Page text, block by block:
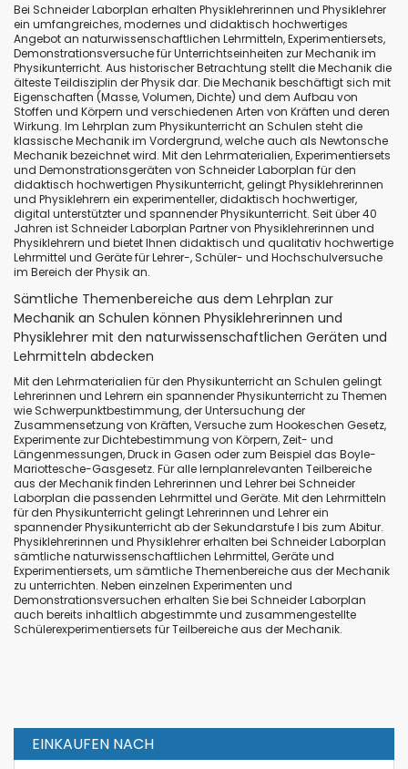
Bei Schneider Laborplan erhalten Physiklehrerinnen und Physiklehrer
ein umfangreiches, modernes und didaktisch hochwertiges
Angebot an naturwissenschaftlichen Lehrmitteln, Experimentiersets,
Demonstrationsversuche für Unterrichtseinheiten zur Mechanik im
Physikunterricht. Aus historischer Betrachtung stellt die Mechanik die
älteste Teildisziplin der Physik dar. Die Mechanik beschäftigt sich mit
Eigenschaften (Masse, Volumen, Dichte) und dem Aufbau von
Stoffen und Körpern und verschiedenen Arten von Kräften und deren
Wirkung. Im Lehrplan zum Physikunterricht an Schulen steht die
klassische Mechanik im Vordergrund, welche auch als Newtonsche
Mechanik bezeichnet wird. Mit den Lehrmaterialien, Experimentiersets
und Demonstrationsgeräten von Schneider Laborplan für den
didaktisch hochwertigen Physikunterricht, gelingt Physiklehrerinnen
und Physiklehrern ein experimenteller, didaktisch hochwertiger,
digital unterstützter und spannender Physikunterricht. Seit über 40
Jahren ist Schneider Laborplan Partner von Physiklehrerinnen und
Physiklehrern und bietet Ihnen didaktisch und qualitativ hochwertige
Lehrmittel und Geräte für Lehrer-, Schüler- und Hochschulversuche
im Bereich der Physik an.
Sämtliche Themenbereiche aus dem Lehrplan zur
Mechanik an Schulen können Physiklehrerinnen und
Physiklehrer mit den naturwissenschaftlichen Geräten und
Lehrmitteln abdecken
Mit den Lehrmaterialien für den Physikunterricht an Schulen gelingt
Lehrerinnen und Lehrern ein spannender Physikunterricht zu Themen
wie Schwerpunktbestimmung, der Untersuchung der
Zusammensetzung von Kräften, Versuche zum Hookeschen Gesetz,
Experimente zur Dichtebestimmung von Körpern, Zeit- und
Längenmessungen, Druck in Gasen oder zum Beispiel das Boyle-
Mariottesche-Gasgesetz. Für alle lernplanrelevanten Teilbereiche
aus der Mechanik finden Lehrerinnen und Lehrer bei Schneider
Laborplan die passenden Lehrmittel und Geräte. Mit den Lehrmitteln
für den Physikunterricht gelingt Lehrerinnen und Lehrer ein
spannender Physikunterricht ab der Sekundarstufe I bis zum Abitur.
Physiklehrerinnen und Physiklehrer erhalten bei Schneider Laborplan
sämtliche naturwissenschaftlichen Lehrmittel, Geräte und
Experimentiersets, um sämtliche Themenbereiche aus der Mechanik
zu unterrichten. Neben einzelnen Experimenten und
Demonstrationsversuchen erhalten Sie bei Schneider Laborplan
auch bereits inhaltlich abgestimmte und zusammengestellte
Schülerexperimentiersets für Teilbereiche aus der Mechanik.
EINKAUFEN NACH